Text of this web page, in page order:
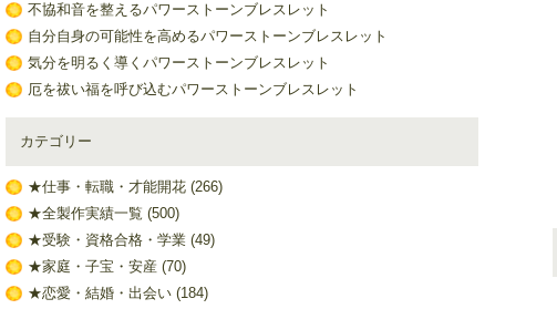
不協和音を整えるパワーストーンブレスレット
自分自身の可能性を高めるパワーストーンブレスレット
気分を明るく導くパワーストーンブレスレット
厄を祓い福を呼び込むパワーストーンブレスレット
カテゴリー
★仕事・転職・才能開花(266)
★全製作実績一覧 (500)
★受験・資格合格・学業(49)
★家庭・子宝・安産(70)
★恋愛・結婚・出会い(184)